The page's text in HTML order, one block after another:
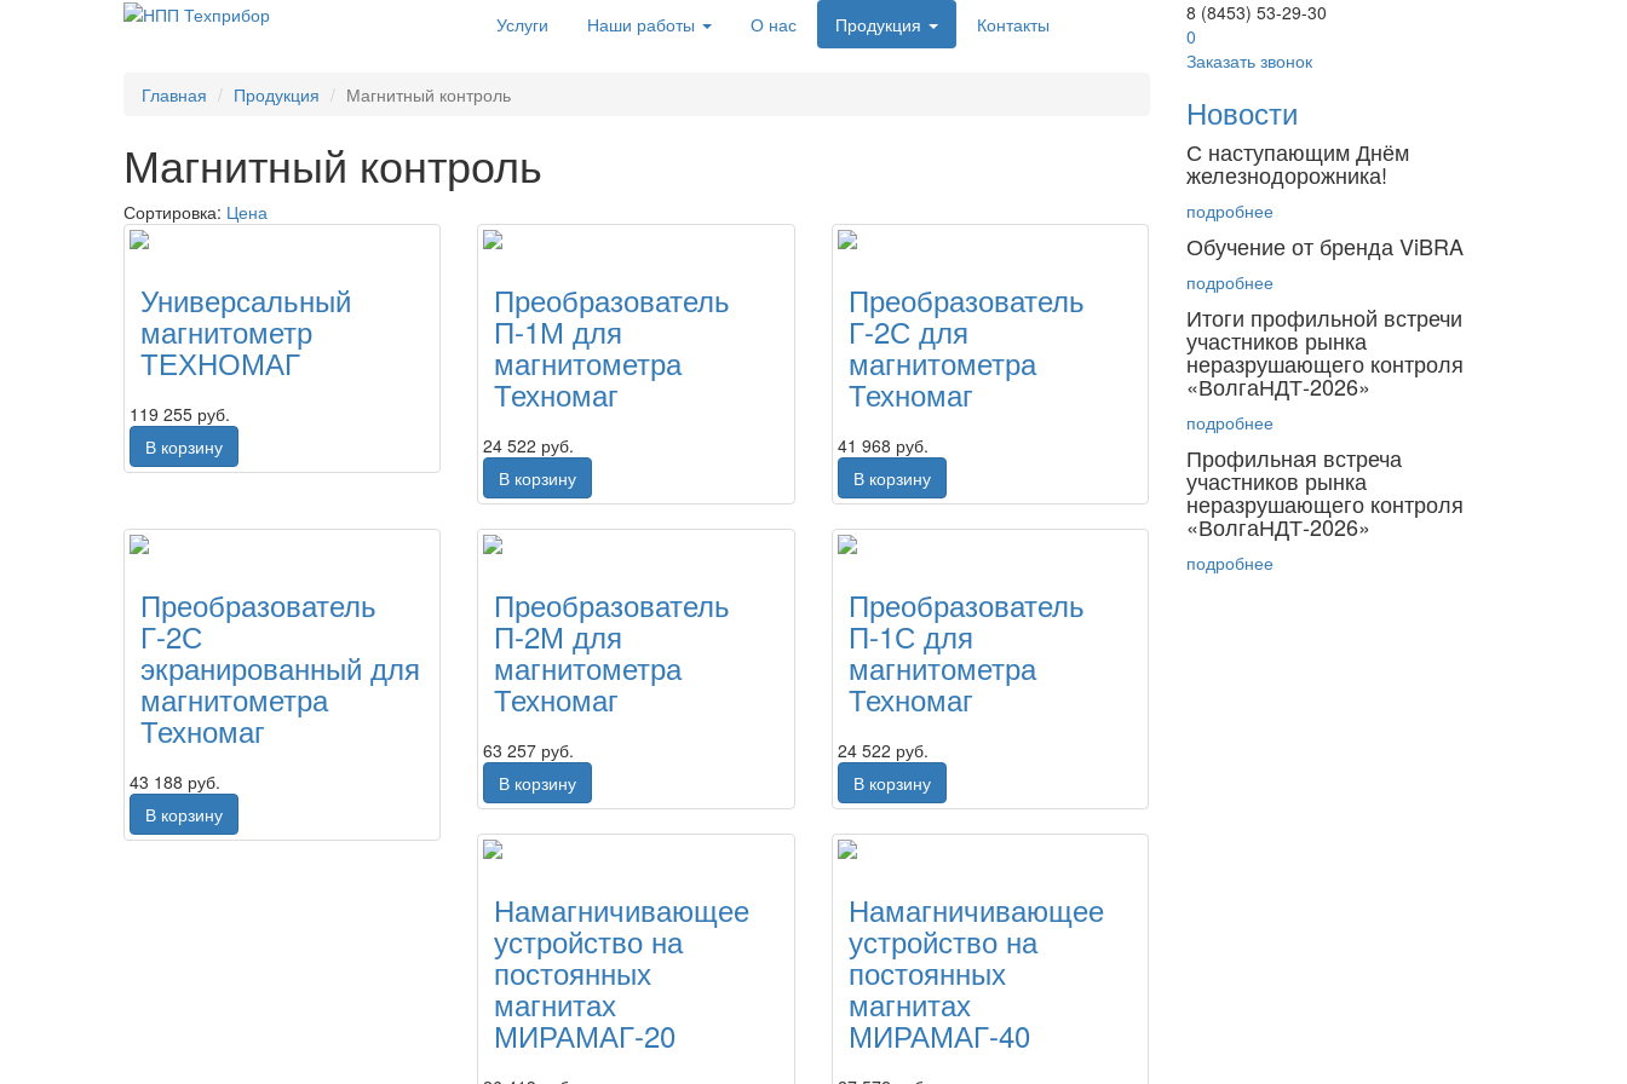
Услуги Наши работы О нас Продукция Контакты
8 (8453) 53-29-30
0
Заказать звонок
Главная
Продукция Магнитный контроль
Магнитный контроль
Сортировка: Цена
Универсальный
магнитометр
ТЕХНОМАГ
119 255 руб.
В корзину
Преобразователь
П-1М для
магнитометра
Техномаг
24 522 руб.
В корзину
Преобразователь
Г-2С для
магнитометра
Техномаг
41 968 руб.
В корзину
Преобразователь
Г-2С
экранированный для
магнитометра
Техномаг
43 188 руб.
В корзину
Преобразователь
П-2М для
магнитометра
Техномаг
63 257 руб.
В корзину
Преобразователь
П-1С для
магнитометра
Техномаг
24 522 руб.
В корзину
Намагничивающее
устройство на
постоянных
магнитах
МИРАМАГ-20
Намагничивающее
устройство на
постоянных
магнитах
МИРАМАГ-40
Новости
С наступающим Днём
железнодорожника!
подробнее
Обучение от бренда ViBRA
подробнее
Итоги профильной встречи
участников рынка
неразрушающего контроля
«ВолгаНДТ-2026»
подробнее
Профильная встреча
участников рынка
неразрушающего контроля
«ВолгаНДТ‑2026»
подробнее